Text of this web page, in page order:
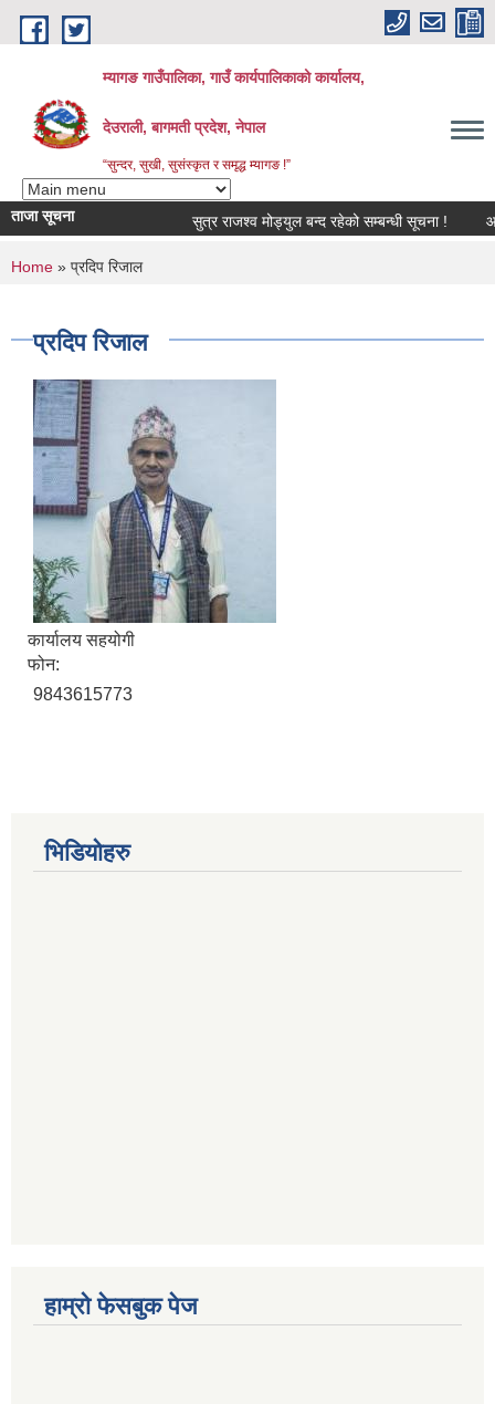
Skip to main content
म्यागङ गाउँपालिका, गाउँ कार्यपालिकाको कार्यालय,
देउराली, बागमती प्रदेश, नेपाल
“सुन्दर, सुखी, सुसंस्कृत र समृद्ध म्यागङ !”
ताजा सूचना सुत्र राजश्व मोड्युल बन्द रहेको सम्बन्धी सूचना !
You are here
Home » प्रदिप रिजाल
प्रदिप रिजाल
कार्यालय सहयोगी
फोन:
9843615773
भिडियोहरु
हाम्रो फेसबुक पेज